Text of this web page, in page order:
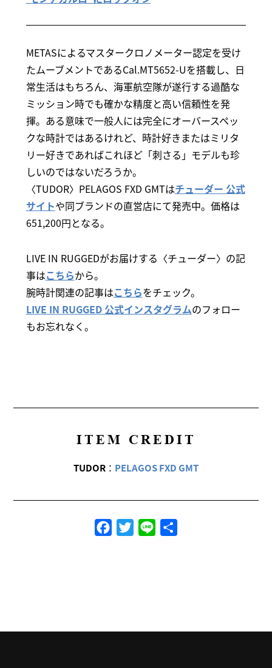
METASによるマスタークロノメーター認定を受け
たムーブメントであるCal.MT5652-Uを搭載し、日
常生活はもちろん、海軍航空隊が遂行する過酷な
ミッション時でも確かな精度と高い信頼性を発
揮。ある意味で一般人には完全にオーバースペッ
クな時計ではあるけれど、時計好きまたはミリタ
リー好きであればこれほど「刺さる」モデルも珍
しいのではないだろうか。
〈TUDOR〉PELAGOS FXD GMTはチューダー 公式
サイトや同ブランドの直営店にて発売中。価格は
651,200円となる。
LIVE IN RUGGEDがお届けする〈チューダー〉の記
事はこちらから。
腕時計関連の記事はこちらをチェック。
LIVE IN RUGGED 公式インスタグラムのフォロー
もお忘れなく。
ITEM CREDIT
TUDOR： PELAGOS FXD GMT
FacebookTwitterLine